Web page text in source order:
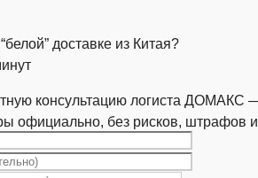
доставке из Китая?
консультацию логиста ДОМАКС
официально, без рисков, штрафов
партиями